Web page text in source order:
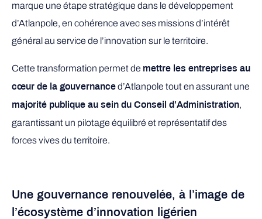
marque une étape stratégique dans le développement
d’Atlanpole, en cohérence avec ses missions d’intérêt
général au service de l’innovation sur le territoire.
Cette transformation permet de mettre les entreprises au
cœur de la gouvernance d’Atlanpole tout en assurant une
majorité publique au sein du Conseil d’Administration,
garantissant un pilotage équilibré et représentatif des
forces vives du territoire.
Une gouvernance renouvelée, à l’image de
l’écosystème d’innovation ligérien